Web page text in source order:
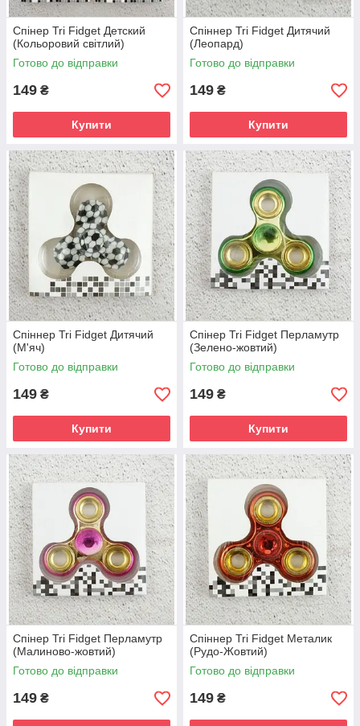
Спінер Tri Fidget Детский
(Кольоровий світлий)
Готово до відправки
149 ₴
Купити
Спіннер Tri Fidget Дитячий
(Леопард)
Готово до відправки
149 ₴
Купити
Спіннер Tri Fidget Дитячий
(М'яч)
Готово до відправки
149 ₴
Купити
Спінер Tri Fidget Перламутр
(Зелено-жовтий)
Готово до відправки
149 ₴
Купити
Спінер Tri Fidget Перламутр
(Малиново-жовтий)
Готово до відправки
149 ₴
Спіннер Tri Fidget Металик
(Рудо-Жовтий)
Готово до відправки
149 ₴